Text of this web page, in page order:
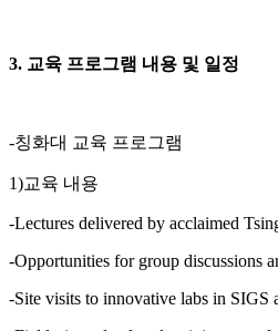
3. 교육 프로그램 내용 및 일정
-칭화대 교육 프로그램
1)교육 내용
-Lectures delivered by acclaimed
-Opportunities for group discussions
-Site visits to innovative labs in SIGS